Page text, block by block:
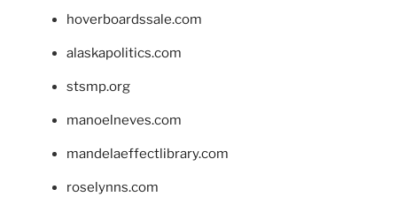
hoverboardssale.com
alaskapolitics.com
stsmp.org
manoelneves.com
mandelaeffectlibrary.com
roselynns.com